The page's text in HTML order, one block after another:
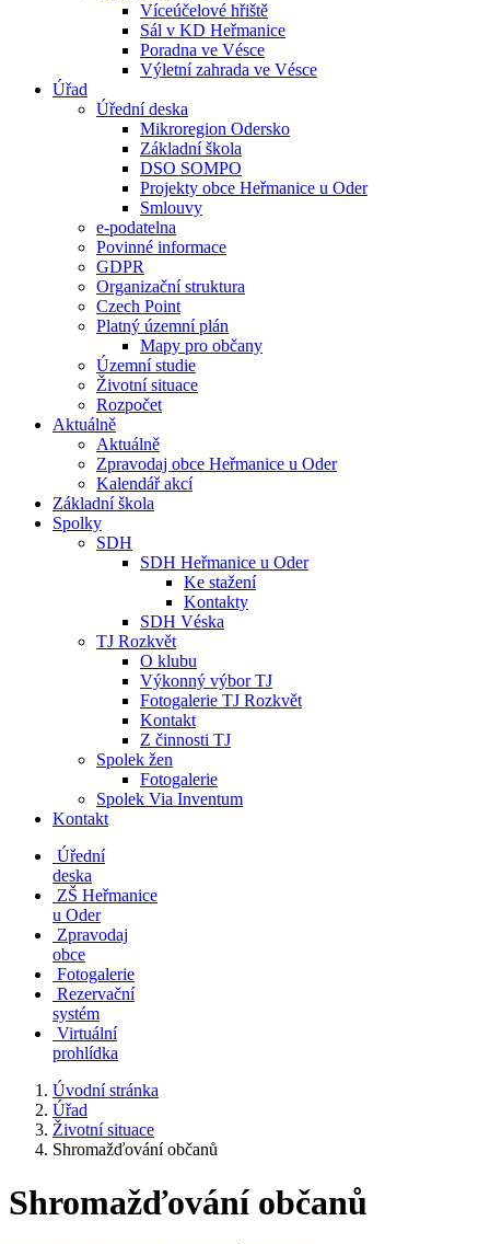
Víceúčelové hřiště
Sál v KD Heřmanice
Poradna ve Vésce
Výletní zahrada ve Vésce
Úřad
Úřední deska
Mikroregion Odersko
Základní škola
DSO SOMPO
Projekty obce Heřmanice u Oder
Smlouvy
e-podatelna
Povinné informace
GDPR
Organizační struktura
Czech Point
Platný územní plán
Mapy pro občany
Územní studie
Životní situace
Rozpočet
Aktuálně
Aktuálně
Zpravodaj obce Heřmanice u Oder
Kalendář akcí
Základní škola
Spolky
SDH
SDH Heřmanice u Oder
Ke stažení
Kontakty
SDH Véska
TJ Rozkvět
O klubu
Výkonný výbor TJ
Fotogalerie TJ Rozkvět
Kontakt
Z činnosti TJ
Spolek žen
Fotogalerie
Spolek Via Inventum
Kontakt
Úřední
deska
ZŠ Heřmanice
u Oder
Zpravodaj
obce
Fotogalerie
Rezervační
systém
Virtuální
prohlídka
Úvodní stránka
Úřad
Životní situace
Shromažďování občanů
Shromažďování občanů